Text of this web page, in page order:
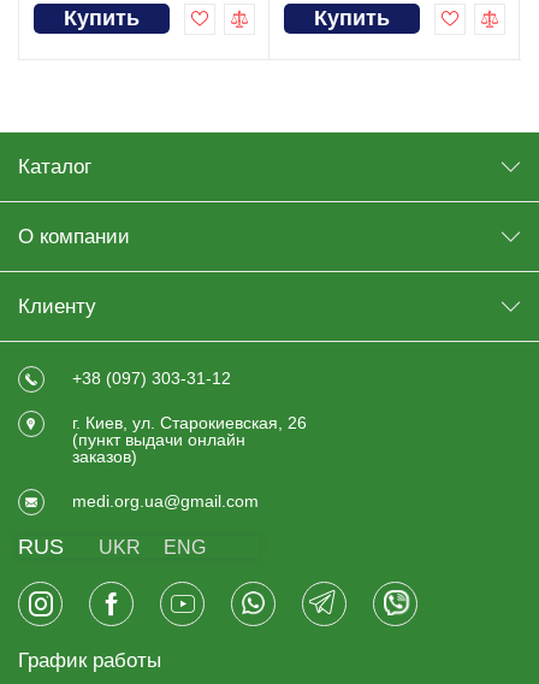
Купить Купить
Каталог
О компании
Клиенту
+38 (097) 303-31-12
г. Киев, ул. Старокиевская, 26
(пункт выдачи онлайн
заказов)
medi.org.ua@gmail.com
RUS UKR ENG
График работы